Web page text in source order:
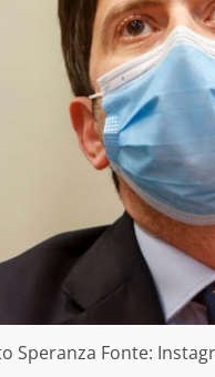
Speranza Fonte: